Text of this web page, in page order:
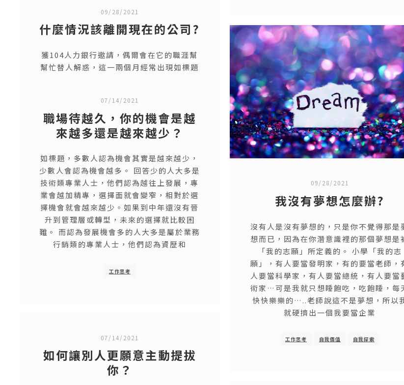
自我肯定
09/28/2021
什麼情況該離開現在的公司?
獲104人力銀行邀請，偶爾會在它的職涯幫
幫忙替人解惑，這一兩個月經常出現如標題
的人都是帶著困擾來的，所以會針對這部份
給大家參考。 到底該忍還是離職？離開現在
的公司要怎麼判斷才可以不留遺憾？ ●環
境：熟悉的同事都走了 如果
工作思考 自我價值
09/28/2021
我沒有夢想怎麼辦?
沒有人是沒有夢想的，只是你不覺得那是
想而已，因為在你潛意識裡的那個夢想是
「我的志願」所定義的。 小學「我的志
願」，有人要當發明家，有的要當老師，
人要當科學家，有人要當總統，有人要當
術家…可是我就只想睡飽吃，吃飽睡，每
快快樂樂的…..老師說這不是夢想，所以
就硬擠出一個我要當企業
工作思考 自我價值 自我探索
07/14/2021
職場待越久，你的機會是越
來越多還是越來越少？
如標題，多數人認為機會其實是越來越少，
少數人會認為機會越多。 回答少的人大多是
技術類專業人士，他們認為越往上發展，專
業會越加精專，選擇面就會變窄，相對於選
擇機會就會越來越少。如果到中年還沒有晉
升到管理層或轉型，未來的選擇就比較困
難。 而認為發展機會多的人大多是屬於業務
行銷類的專業人士，他們認為資歷和
工作思考
07/14/2021
如何讓別人更願意主動提拔
你？